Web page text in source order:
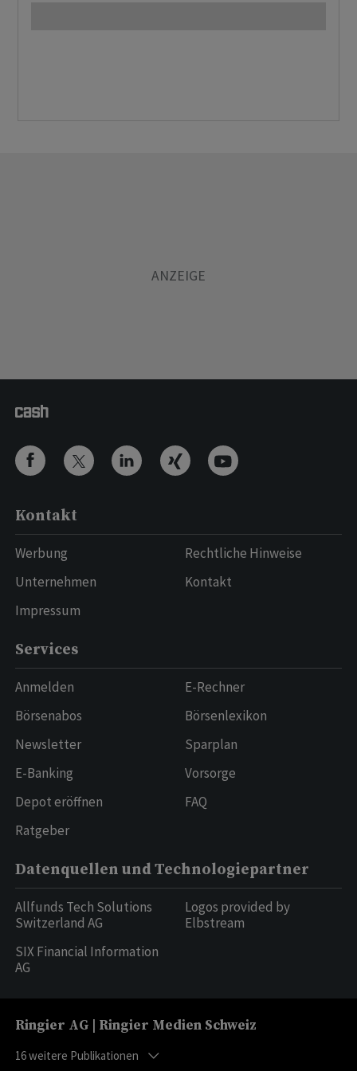
Kontakt
Werbung
Unternehmen
Impressum
Rechtliche Hinweise
Kontakt
Services
Anmelden
Börsenabos
Newsletter
E-Banking
Depot eröffnen
Ratgeber
E-Rechner
Börsenlexikon
Sparplan
Vorsorge
FAQ
Datenquellen und Technologiepartner
Allfunds Tech Solutions
Switzerland AG
SIX Financial Information
AG
Logos provided by
Elbstream
Ringier AG | Ringier Medien Schweiz
16weitere Publikationen